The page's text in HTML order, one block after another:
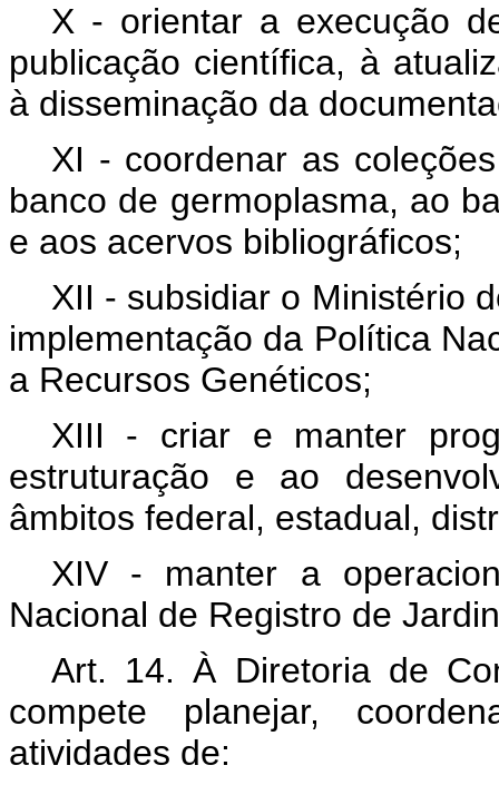
X - orientar a execução
publicação científica, à
à disseminação da
XI - coordenar as
banco de germoplasma, ao
e aos acervos bibliográficos;
XII - subsidiar o Ministério
implementação da Política
a Recursos Genéticos;
XIII - criar e manter
estruturação e ao
âmbitos federal, estadual,
XIV - manter a
Nacional de Registro de
Art. 14. À Diretoria de
compete planejar,
atividades de: